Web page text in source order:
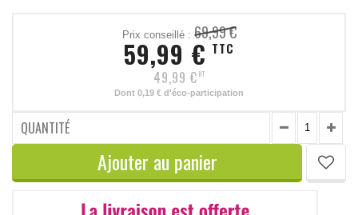
Prix conseillé : 69,99 €
59,99 € TTC
49,99 € HT
Dont 0,19 € d'éco-participation
QUANTITÉ
Ajouter au panier